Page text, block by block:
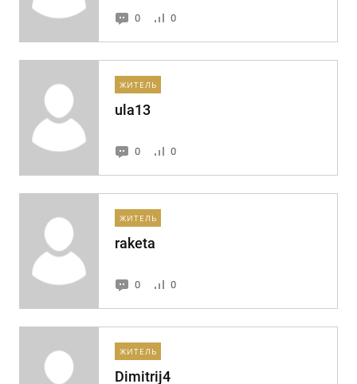
0 0
ЖИТЕЛЬ
ula13
0 0
ЖИТЕЛЬ
raketa
0 0
ЖИТЕЛЬ
Dimitrij4